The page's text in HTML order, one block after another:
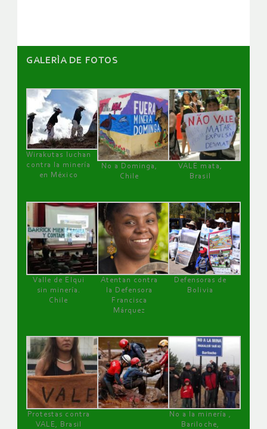
GALERÌA DE FOTOS
Wirakutas luchan
contra la minería
en México
No a Dominga,
Chile
VALE mata,
Brasil
Valle de Elqui
sin minería.
Chile
Atentan contra
la Defensora
Francisca
Márquez
Defensoras de
Bolivia
Protestas contra
VALE, Brasil
No a la minería ,
Bariloche,